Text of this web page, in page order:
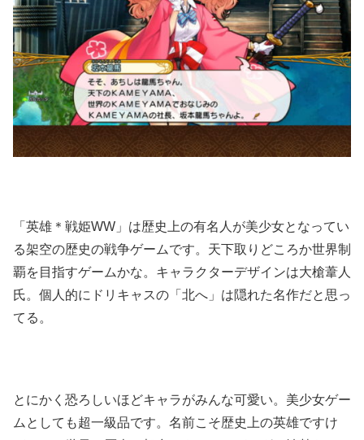
「英雄＊戦姫WW」は歴史上の有名人が美少女となってい
る架空の歴史の戦争ゲームです。天下取りどころか世界制
覇を目指すゲームかな。キャラクターデザインは大槍葦人
氏。個人的にドリキャスの「北へ」は隠れた名作だと思っ
てる。
とにかく恐ろしいほどキャラがみんな可愛い。美少女ゲー
ムとしても超一級品です。名前こそ歴史上の英雄ですけ